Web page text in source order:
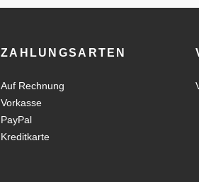
ZAHLUNGSARTEN
Auf Rechnung
Vorkasse
PayPal
Kreditkarte